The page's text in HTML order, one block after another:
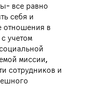
все равно
себя и
отношения в
учетом
миссии,
сотрудников и